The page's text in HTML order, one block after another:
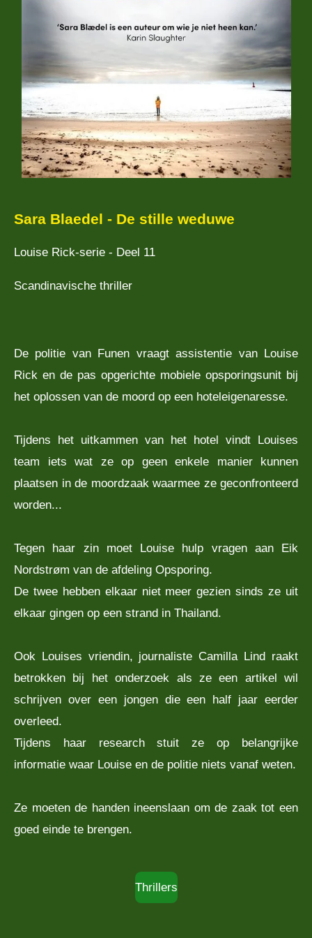
Sara Blaedel - De stille weduwe
Louise Rick-serie - Deel 11
Scandinavische thriller
De politie van Funen vraagt assistentie van Louise
Rick en de pas opgerichte mobiele opsporingsunit bij
het oplossen van de moord op een hoteleigenaresse.
Tijdens het uitkammen van het hotel vindt Louises
team iets wat ze op geen enkele manier kunnen
plaatsen in de moordzaak waarmee ze geconfronteerd
worden...
Tegen haar zin moet Louise hulp vragen aan Eik
Nordstrøm van de afdeling Opsporing.
De twee hebben elkaar niet meer gezien sinds ze uit
elkaar gingen op een strand in Thailand.
Ook Louises vriendin, journaliste Camilla Lind raakt
betrokken bij het onderzoek als ze een artikel wil
schrijven over een jongen die een half jaar eerder
overleed.
Tijdens haar research stuit ze op belangrijke
informatie waar Louise en de politie niets vanaf weten.
Ze moeten de handen ineenslaan om de zaak tot een
goed einde te brengen.
Thrillers